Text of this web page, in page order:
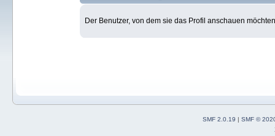
Der Benutzer, von dem sie das Profil anschauen
SMF 2.0.19 |SMF ©